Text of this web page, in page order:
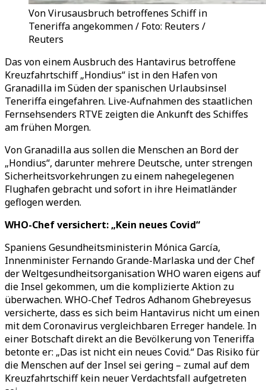
Von Virusausbruch betroffenes Schiff in
Teneriffa angekommen / Foto: Reuters /
Reuters
Das von einem Ausbruch des Hantavirus betroffene
Kreuzfahrtschiff „Hondius“ ist in den Hafen von
Granadilla im Süden der spanischen Urlaubsinsel
Teneriffa eingefahren. Live-Aufnahmen des staatlichen
Fernsehsenders RTVE zeigten die Ankunft des Schiffes
am frühen Morgen.
Von Granadilla aus sollen die Menschen an Bord der
„Hondius“, darunter mehrere Deutsche, unter strengen
Sicherheitsvorkehrungen zu einem nahegelegenen
Flughafen gebracht und sofort in ihre Heimatländer
geflogen werden.
WHO-Chef versichert: „Kein neues Covid“
Spaniens Gesundheitsministerin Mónica García,
Innenminister Fernando Grande-Marlaska und der Chef
der Weltgesundheitsorganisation WHO waren eigens auf
die Insel gekommen, um die komplizierte Aktion zu
überwachen. WHO-Chef Tedros Adhanom Ghebreyesus
versicherte, dass es sich beim Hantavirus nicht um einen
mit dem Coronavirus vergleichbaren Erreger handele. In
einer Botschaft direkt an die Bevölkerung von Teneriffa
betonte er: „Das ist nicht ein neues Covid.“ Das Risiko für
die Menschen auf der Insel sei gering – zumal auf dem
Kreuzfahrtschiff kein neuer Verdachtsfall aufgetreten